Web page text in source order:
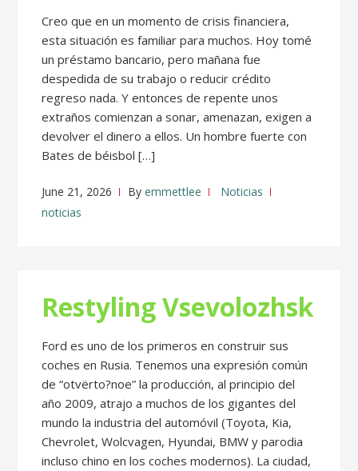
Creo que en un momento de crisis financiera,
esta situación es familiar para muchos. Hoy tomé
un préstamo bancario, pero mañana fue
despedida de su trabajo o reducir crédito
regreso nada. Y entonces de repente unos
extraños comienzan a sonar, amenazan, exigen a
devolver el dinero a ellos. Un hombre fuerte con
Bates de béisbol […]
June 21, 2026 Byemmettlee
Noticias
noticias
Restyling Vsevolozhsk
Ford es uno de los primeros en construir sus
coches en Rusia. Tenemos una expresión común
de “otvërto?noe” la producción, al principio del
año 2009, atrajo a muchos de los gigantes del
mundo la industria del automóvil (Toyota, Kia,
Chevrolet, Wolcvagen, Hyundai, BMW y parodia
incluso chino en los coches modernos). La ciudad,